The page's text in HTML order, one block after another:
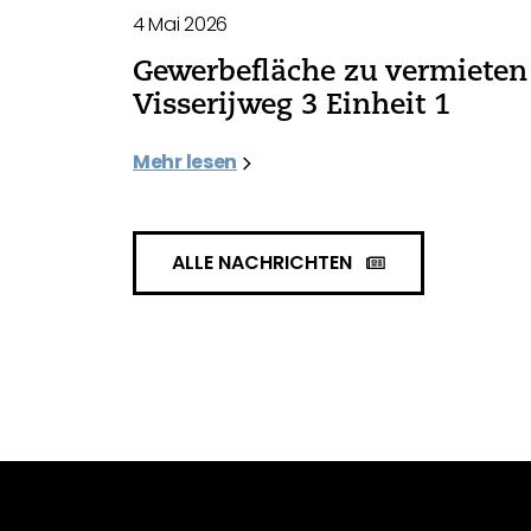
4 Mai 2026
Gewerbefläche zu vermieten
Visserijweg 3 Einheit 1
Mehr lesen
ALLE NACHRICHTEN